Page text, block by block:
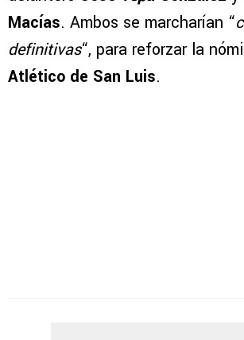
Macías. Ambos se marcharían “
definitivas“, para reforzar la
Atlético de San Luis.